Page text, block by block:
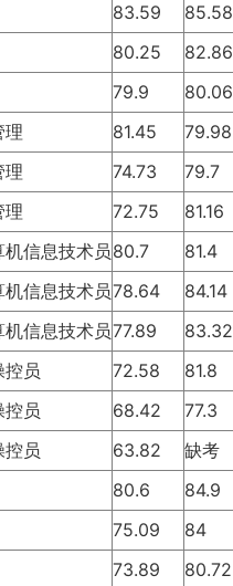
83.59 85.58
80.25 82.86
79.9 80.06
理 81.45 79.98
理 74.73 79.7
理 72.75 81.16
信息技术员80.7 81.4
信息技术员78.64 84.14
信息技术员77.89 83.32
控员 72.58 81.8
控员 68.42 77.3
控员 63.82 缺考
80.6 84.9
75.09 84
73.89 80.72